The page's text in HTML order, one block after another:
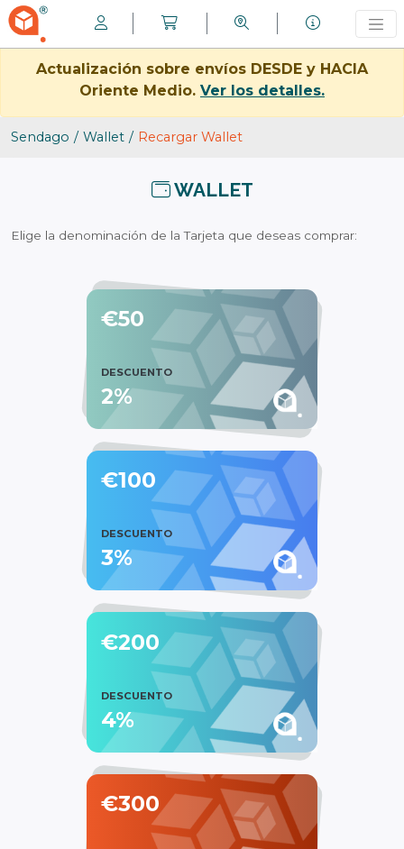
Actualización sobre envíos DESDE y HACIA
Oriente Medio. Ver los detalles.
Sendago Wallet Recargar Wallet
WALLET
Elige la denominación de la Tarjeta que deseas comprar:
€50
DESCUENTO
2%
€100
DESCUENTO
3%
€200
DESCUENTO
4%
€300